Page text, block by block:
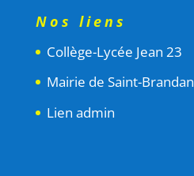
Nos liens
Collège-Lycée Jean 23
Mairie de Saint-Brandan
Lien admin